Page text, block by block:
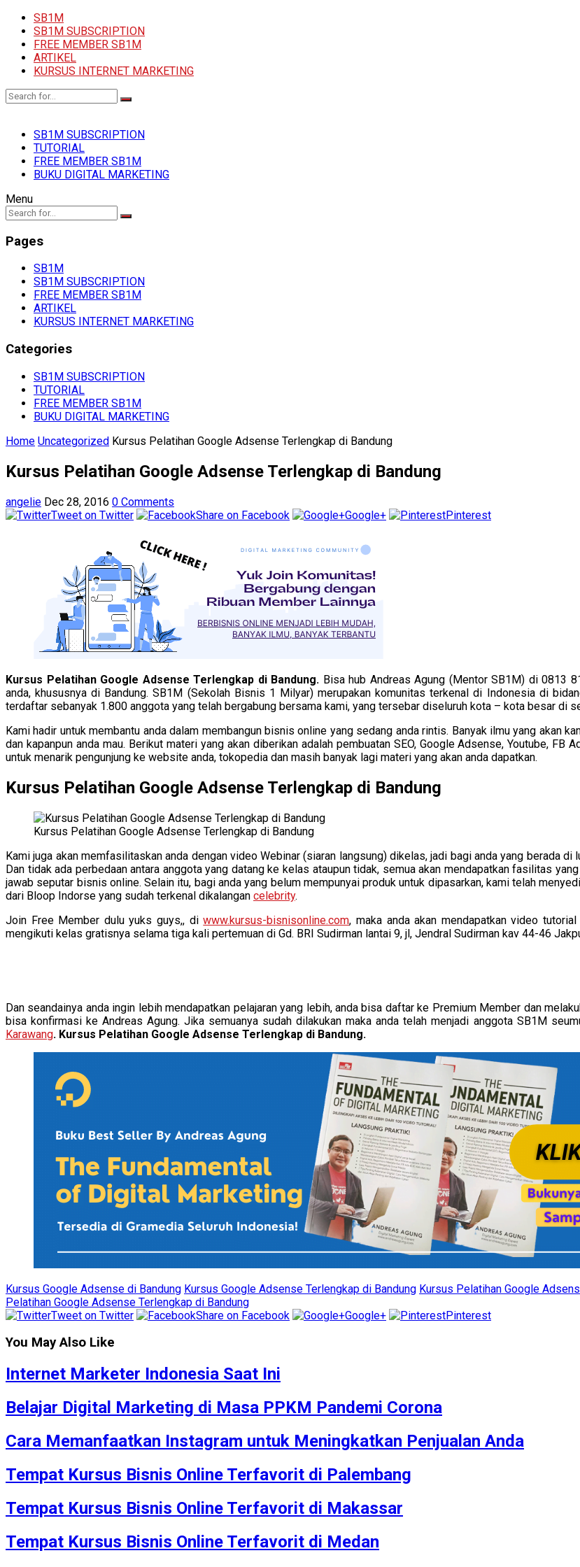
SB1M
SB1M SUBSCRIPTION
FREE MEMBER SB1M
ARTIKEL
KURSUS INTERNET MARKETING
SB1M SUBSCRIPTION
TUTORIAL
FREE MEMBER SB1M
BUKU DIGITAL MARKETING
Menu
Pages
SB1M
SB1M SUBSCRIPTION
FREE MEMBER SB1M
ARTIKEL
KURSUS INTERNET MARKETING
Categories
SB1M SUBSCRIPTION
TUTORIAL
FREE MEMBER SB1M
BUKU DIGITAL MARKETING
Home Uncategorized Kursus Pelatihan Google Adsense Terlengkap di Bandung
Kursus Pelatihan Google Adsense Terlengkap di Bandung
angelie Dec 28, 2016 0 Comments
Tweet on Twitter
Share on Facebook Google+ Pinterest
Kursus Pelatihan Google Adsense Terlengkap di Bandung. Bisa hub Andreas Agung (Mentor SB1M) di 0813
anda, khususnya di Bandung. SB1M (Sekolah Bisnis 1 Milyar) merupakan komunitas terkenal di Indonesia di
terdaftar sebanyak 1.800 anggota yang telah bergabung bersama kami, yang tersebar diseluruh kota – kota besar di
Kami hadir untuk membantu anda dalam membangun bisnis online yang sedang anda rintis. Banyak ilmu yang akan
dan kapanpun anda mau. Berikut materi yang akan diberikan adalah pembuatan SEO, Google Adsense, Youtube,
untuk menarik pengunjung ke website anda, tokopedia dan masih banyak lagi materi yang akan anda dapatkan.
Kursus Pelatihan Google Adsense Terlengkap di Bandung
Kursus Pelatihan Google Adsense Terlengkap di Bandung
Kami juga akan memfasilitaskan anda dengan video Webinar (siaran langsung) dikelas, jadi bagi anda yang berada
Dan tidak ada perbedaan antara anggota yang datang ke kelas ataupun tidak, semua akan mendapatkan fasilitas
jawab seputar bisnis online. Selain itu, bagi anda yang belum mempunyai produk untuk dipasarkan, kami telah
dari Bloop Indorse yang sudah terkenal dikalangan celebrity.
Join Free Member dulu yuks guys,, diwww.kursus-bisnisonline.com, maka anda akan mendapatkan video
mengikuti kelas gratisnya selama tiga kali pertemuan di Gd. BRI Sudirman lantai 9, jl, Jendral Sudirman kav 44-46
Dan seandainya anda ingin lebih mendapatkan pelajaran yang lebih, anda bisa daftar ke Premium Member dan
bisa konfirmasi ke Andreas Agung. Jika semuanya sudah dilakukan maka anda telah menjadi anggota SB1M
Karawang. Kursus Pelatihan Google Adsense Terlengkap di Bandung.
Kursus Google Adsense di Bandung Kursus Google Adsense Terlengkap di Bandung Kursus Pelatihan Google
Pelatihan Google Adsense Terlengkap di Bandung
Tweet on Twitter
Share on Facebook Google+ Pinterest
You May Also Like
Internet Marketer Indonesia Saat Ini
Belajar Digital Marketing di Masa PPKM Pandemi Corona
Cara Memanfaatkan Instagram untuk Meningkatkan Penjualan Anda
Tempat Kursus Bisnis Online Terfavorit di Palembang
Tempat Kursus Bisnis Online Terfavorit di Makassar
Tempat Kursus Bisnis Online Terfavorit di Medan